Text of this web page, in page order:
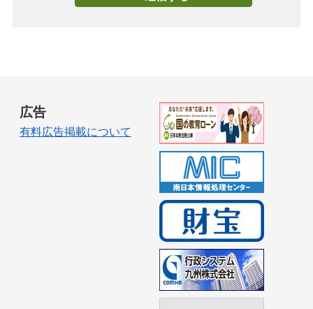
広告
有料広告掲載について